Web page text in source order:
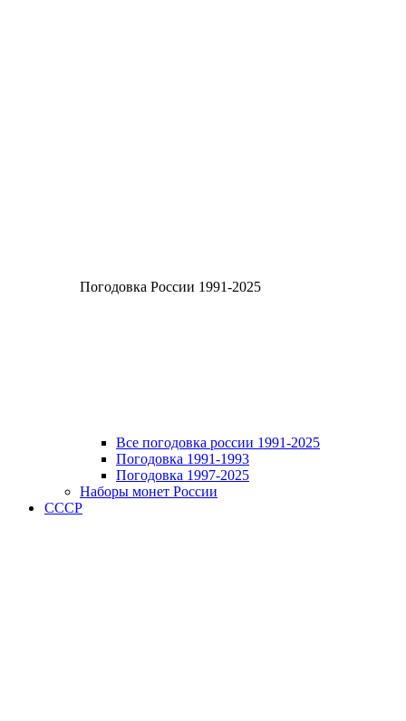
Погодовка России 1991-2025
Все погодовка россии 1991-2025
Погодовка 1991-1993
Погодовка 1997-2025
Наборы монет России
СССР